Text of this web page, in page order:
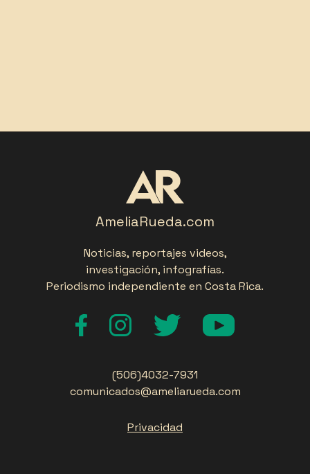
AmeliaRueda.com
Noticias, reportajes videos,
investigación, infografías.
Periodismo independiente en Costa Rica.
(506)4032-7931
comunicados@ameliarueda.com
Privacidad